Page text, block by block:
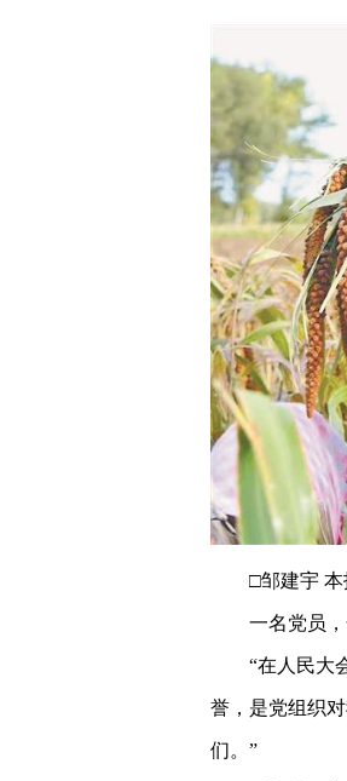
□邹建宇
一名党员
“在人民大
誉，是党组织
们。”